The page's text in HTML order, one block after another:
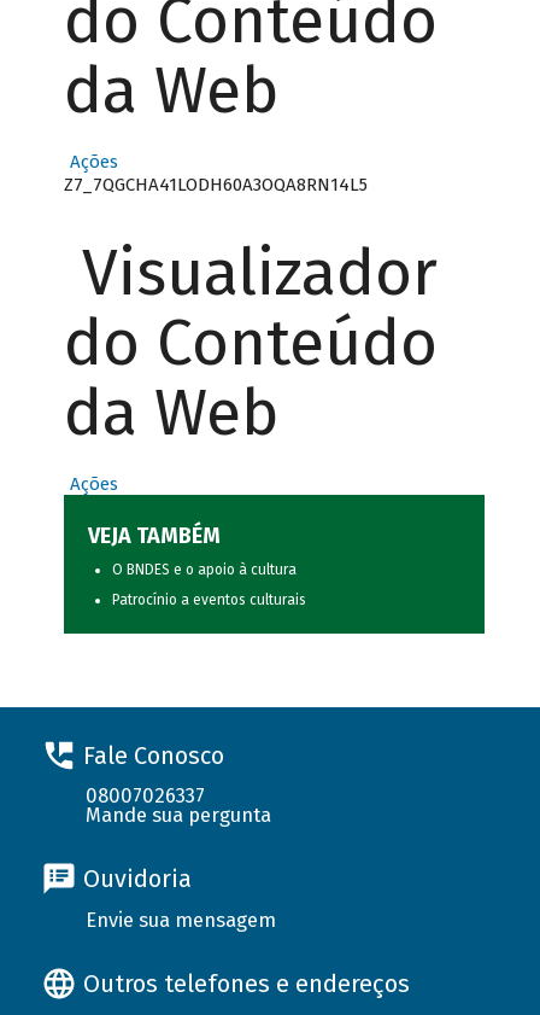
do Conteúdo
da Web
Ações
Z7_7QGCHA41LODH60A3OQA8RN14L5
Visualizador
do Conteúdo
da Web
Ações
VEJA TAMBÉM
O BNDES e o apoio à cultura
Patrocínio a eventos culturais
Fale Conosco
08007026337
Mande sua pergunta
Ouvidoria
Envie sua mensagem
Outros telefones e endereços